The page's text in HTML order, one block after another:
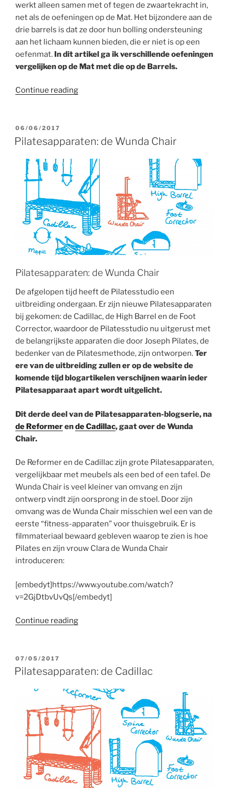
werkt alleen samen met of tegen de zwaartekracht in,
net als de oefeningen op de Mat. Het bijzondere aan de
drie barrels is dat ze door hun bolling ondersteuning
aan het lichaam kunnen bieden, die er niet is op een
oefenmat. In dit artikel ga ik verschillende oefeningen
vergelijken op de Mat met die op de Barrels.
Continue reading“Pilatesapparaten:
Arc,
Corrector,
High
Barrel”
POSTED
ON
06/06/2017
Pilatesapparaten: de Wunda Chair
Pilatesapparaten: de Wunda Chair
De afgelopen tijd heeft de Pilatesstudio een
uitbreiding ondergaan. Er zijn nieuwe Pilatesapparaten
bij gekomen: de Cadillac, de High Barrel en de Foot
Corrector, waardoor de Pilatesstudio nu uitgerust met
de belangrijkste apparaten die door Joseph Pilates, de
bedenker van de Pilatesmethode, zijn ontworpen.Ter
ere van de uitbreiding zullen er op de website de
komende tijd blogartikelen verschijnen waarin ieder
Pilatesapparaat apart wordt uitgelicht.
Dit derde deel van de Pilatesapparaten-blogserie, na
de Reformerende Cadillac, gaat over de Wunda
Chair.
De Reformer en de Cadillac zijn grote Pilatesapparaten,
vergelijkbaar met meubels als een bed of een tafel. De
Wunda Chair is veel kleiner van omvang en zijn
ontwerp vindt zijn oorsprong in de stoel. Door zijn
omvang was de Wunda Chair misschien wel een van de
eerste “fitness-apparaten” voor thuisgebruik. Er is
filmmateriaal bewaard gebleven waarop te zien is hoe
Pilates en zijn vrouw Clara de Wunda Chair
introduceren:
[embedyt]https://www.youtube.com/watch?
v=2GjDtbvUvQs[/embedyt]
Continue reading“Pilatesapparaten:
POSTED
ON
07/05/2017
Pilatesapparaten: de Cadillac